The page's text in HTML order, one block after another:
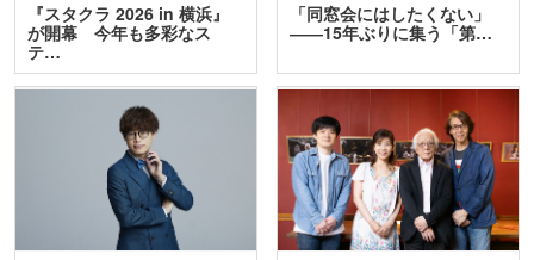
『スタクラ 2026 in 横浜』
が開幕 今年も多彩なス
テ…
「同窓会にはしたくない」
――15年ぶりに集う「第…